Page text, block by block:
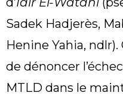
Sadek Hadjerès,
Henine Yahia,
de dénoncer
MTLD dans le